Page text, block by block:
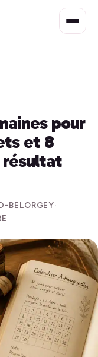
pour
et 8
résultat
BELORGEY·